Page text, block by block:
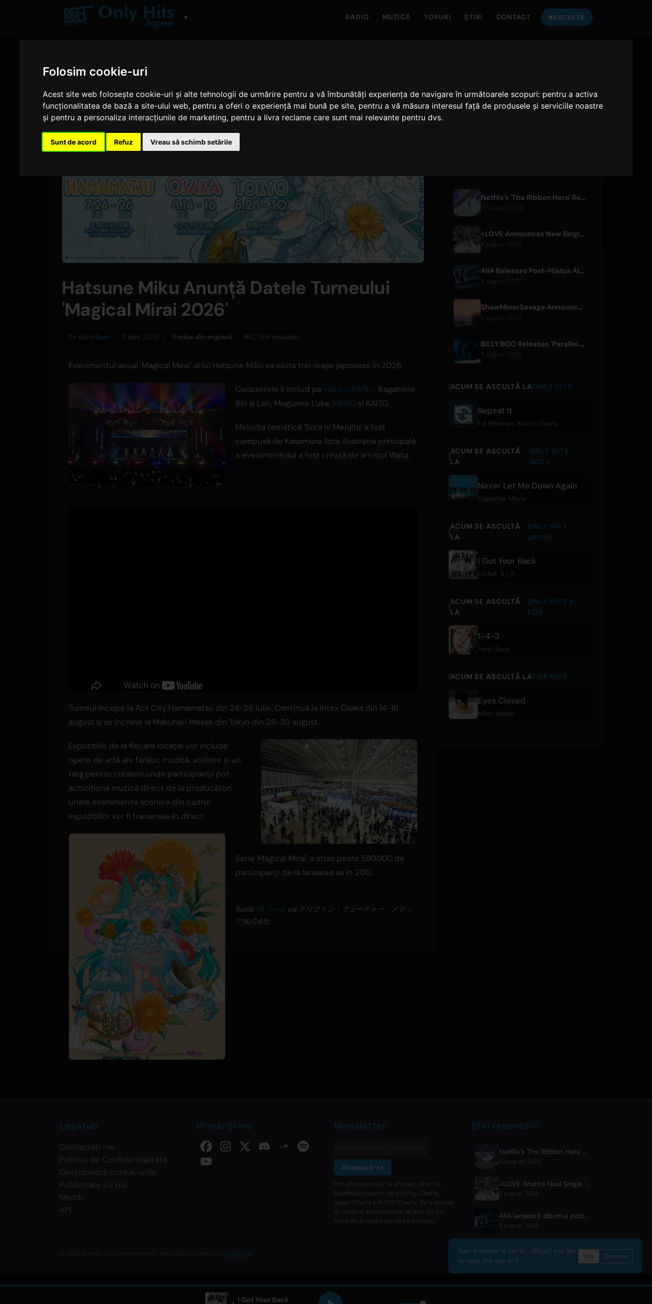
Folosim cookie-uri
Acest site web folosește cookie-uri și alte tehnologii de urmărire pentru a vă îmbunătăți experiența de navigare în următoarele scopuri: pentru a activa
funcționalitatea de bază a site-ului web, pentru a oferi o experiență mai bună pe site, pentru a vă măsura interesul față de produsele și serviciile noastre
și pentru a personaliza interacțiunile de marketing, pentru a livra reclame care sunt mai relevante pentru dvs.
Sunt de acord Refuz Vreau să schimb setările
▼ RADIO MUZICĂ TOPURI ȘTIRI CONTACT ASCULTĂ
Hatsune Miku Anunță Datele Turneului
'Magical Mirai 2026'
De cătreSam 9 iulie 2026 Tradus din engleză 2,789 vizualizări
Evenimentul anual 'Magical Mirai' al lui Hatsune Miku va vizita trei orașe japoneze în 2026.
Concertele îi includ pe Hatsune Miku, Kagamine
Rin și Len, Megurine Luka, MEIKO și KAITO.
Melodia tematică 'Sora ni Menjite' a fost
compusă de Kasamura Tota. Ilustrația principală
a evenimentului a fost creată de artistul Wata.
Turneul începe la Act City Hamamatsu din 24-26 iulie. Continuă la Intex Osaka din 14-16
august și se încheie la Makuhari Messe din Tokyo din 28-30 august.
Expozițiile de la fiecare locație vor include
opere de artă ale fanilor, muzică, ateliere și un
târg pentru creatori unde participanții pot
achiziționa muzică direct de la producători.
Unele evenimente scenice din cadrul
expozițiilor vor fi transmise în direct.
Seria 'Magical Mirai' a atras peste 580.000 de
participanți de la lansarea sa în 2013.
Sursă: PR Times via クリプトン・フューチャー・メディ
ア株式会社
Only Hits Japan
Netflix's 'The Ribbon Hero' Releases Director and Designer Interviews
=LOVE Announces New Single 'Koi, Hajimemashita.' and Tokyo Dome Concerts
8 august 2026
AliA Releases Post-Hiatus Album 'mate', Announces Tokyo Live
ShowMinorSavage Announces New Digital Single 'Gradation'
BILLY BOO Releases 'Parallel Night-EP' Featuring TV Drama Theme Song
ACUM SE ASCULTĂ LAONLY HITS
Repeat It
Ed Sheeran Martin Garrix
ACUM SE ASCULTĂ
LA
ONLY HITS
GOLD
Never Let Me Down Again
Depeche Mode
ACUM SE ASCULTĂ
LA
ONLY HITS
JAPAN
I Got Your Back
HANA ILLIT
ACUM SE ASCULTĂ
LA
ONLY HITS K-
POP
1-4-3
Yerin Baek
ACUM SE ASCULTĂ LATOP HITS
Eyes Closed
Mimi Webb
Legături
Contactați-ne
Politica de Confidențialitate
Gestionează cookie-urile
Publicitate cu noi
Merch
API
Urmăriți-ne Newsletter
Abonează-te
Prin abonarea aici, te abonezi direct la
buletinele noastre de știri Pop Charts,
Japan Charts și K-POP Charts. Va trebui să
îți confirmi abonamentul făcând clic pe
linkul din e-mailul pe care îl primești.
Știri recente
Netflix's 'The Ribbon Hero' Releases Director and Designer Interviews
10 august 2026
=LOVE Anunță Noul Single 'Koi, Hajimemashita.' și Concerte la Tokyo Dome
8 august 2026
AliA lansează albumul post-pauză 'mate' și anunță concert live la Tokyo
8 august 2026
ACRCloud
I Got Your Back
Your browser is set to . Would you like
to view the site in ?
Yes Dismiss